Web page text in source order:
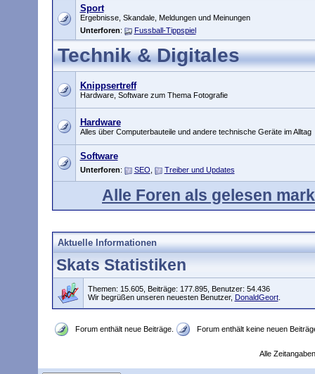
Sport
Ergebnisse, Skandale, Meldungen und Meinungen
Unterforen: Fussball-Tippspiel
Technik & Digitales
Knippsertreff
Hardware, Software zum Thema Fotografie
Hardware
Alles über Computerbauteile und andere technische Geräte im Alltag
Software
Unterforen: SEO Treiber und Updates
Alle Foren als gelesen
Aktuelle Informationen
Skats Statistiken
Themen: 15.605, Beiträge: 177.895, Benutzer: 54.436
Wir begrüßen unseren neuesten Benutzer, DonaldGeort.
Forum enthält neue Beiträge. Forum enthält keine neuen
Alle